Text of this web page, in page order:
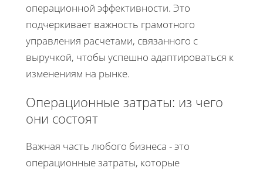
операционной эффективности. Это
подчеркивает важность грамотного
управления расчетами, связанного с
выручкой, чтобы успешно адаптироваться к
изменениям на рынке.
Операционные затраты: из чего
они состоят
Важная часть любого бизнеса - это
операционные затраты, которые